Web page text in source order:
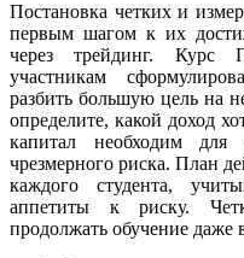
Постановка четких и
первым шагом к их
через трейдинг. Курс
участникам
разбить большую цель на
определите, какой доход
капитал необходим
чрезмерного риска. План
каждого студента,
аппетиты к риску.
продолжать обучение